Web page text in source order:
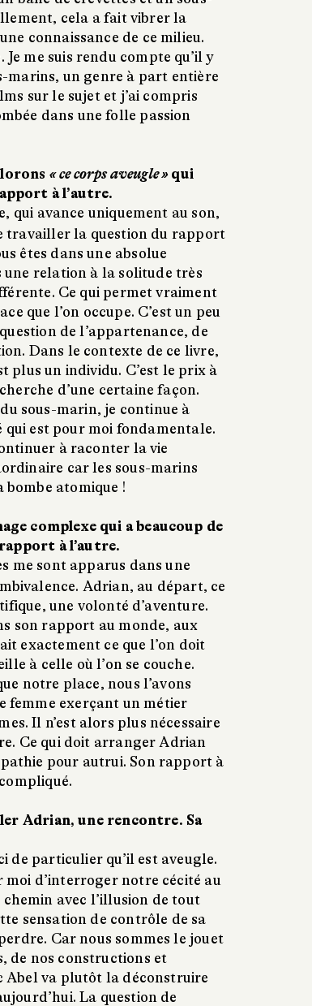
cela a fait vibrer la
connaissance de ce milieu.
Je me suis rendu compte qu’il y
marins, un genre à part entière
sur le sujet et j’ai compris
dans une folle passion
« ce corps aveugle » qui
à l’autre.
qui avance uniquement au son,
travailler la question du rapport
êtes dans une absolue
une relation à la solitude très
Ce qui permet vraiment
que l’on occupe. C’est un peu
de l’appartenance, de
Dans le contexte de ce livre,
plus un individu. C’est le prix à
d’une certaine façon.
sous-marin, je continue à
est pour moi fondamentale.
à raconter la vie
car les sous-marins
atomique !
complexe qui a beaucoup de
à l’autre.
me sont apparus dans une
Adrian, au départ, ce
une volonté d’aventure.
son rapport au monde, aux
exactement ce que l’on doit
à celle où l’on se couche.
notre place, nous l’avons
femme exerçant un métier
Il n’est alors plus nécessaire
Ce qui doit arranger Adrian
pour autrui. Son rapport à
Adrian, une rencontre. Sa
de particulier qu’il est aveugle.
moi d’interroger notre cécité au
avec l’illusion de tout
sensation de contrôle de sa
Car nous sommes le jouet
de nos constructions et
Abel va plutôt la déconstruire
La question de